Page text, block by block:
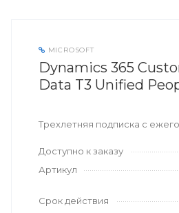
MICROSOFT
Dynamics 365
Data T3 Unified
Трехлетняя подписка с
Доступно к заказу
Артикул
Срок действия